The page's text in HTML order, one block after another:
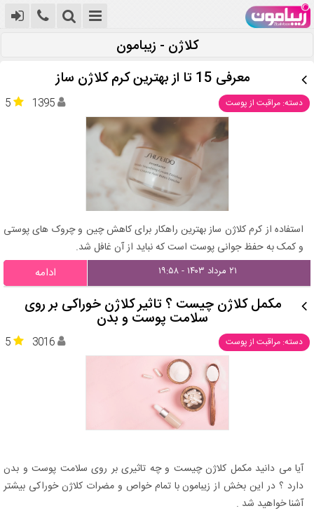
کلاژن - زیبامون
معرفی 15 تا از بهترین کرم کلاژن ساز
دسته: مراقبت از پوست 5 1395
استفاده از کرم کلاژن ساز بهترین راهکار برای کاهش چین و چروک های پوستی
و کمک به حفظ جوانی پوست است که نباید از آن غافل شد.
۲۱ مرداد ۱۴۰۳ - ۱۹:۵۸ ادامه
مکمل کلاژن چیست ؟ تاثیر کلاژن خوراکی بر روی
سلامت پوست و بدن
دسته: مراقبت از پوست 5 3016
آیا می دانید مکمل کلاژن چیست و چه تاثیری بر روی سلامت پوست و بدن
دارد ؟ در این بخش از زیبامون با تمام خواص و مضرات کلاژن خوراکی بیشتر
آشنا خواهید شد .